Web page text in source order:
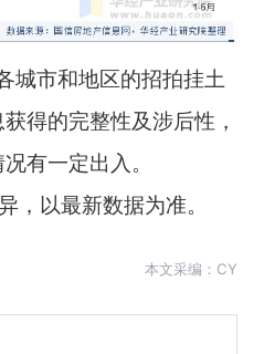
城市和地区的招拍挂土
得的完整性及涉后性，
有一定出入。
，以最新数据为准。
本文采编：CY